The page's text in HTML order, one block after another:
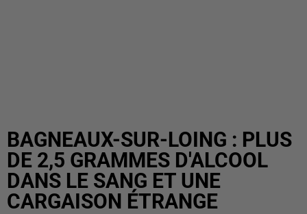
BAGNEAUX-SUR-LOING : PLUS
DE 2,5 GRAMMES D'ALCOOL
DANS LE SANG ET UNE
CARGAISON ÉTRANGE